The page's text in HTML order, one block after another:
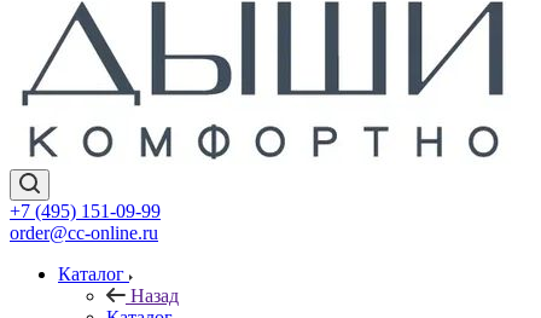
+7 (495) 151-09-99
order@cc-online.ru
Каталог
Назад